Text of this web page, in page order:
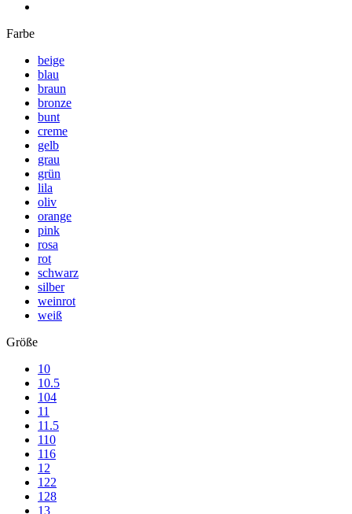
Farbe
beige
blau
braun
bronze
bunt
creme
gelb
grau
grün
lila
oliv
orange
pink
rosa
rot
schwarz
silber
weinrot
weiß
Größe
10
10.5
104
11
11.5
110
116
12
122
128
13